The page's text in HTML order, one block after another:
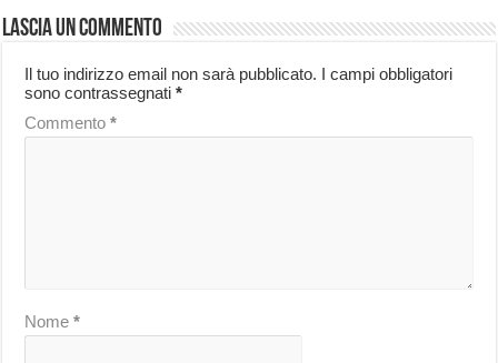
Lascia un commento
Il tuo indirizzo email non sarà pubblicato. I campi obbligatori
sono contrassegnati*
Commento*
Nome*